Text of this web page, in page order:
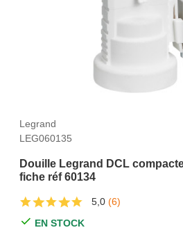
Legrand
LEG060135
Douille Legrand DCL
fiche réf 60134
5,0 (6)
EN STOCK